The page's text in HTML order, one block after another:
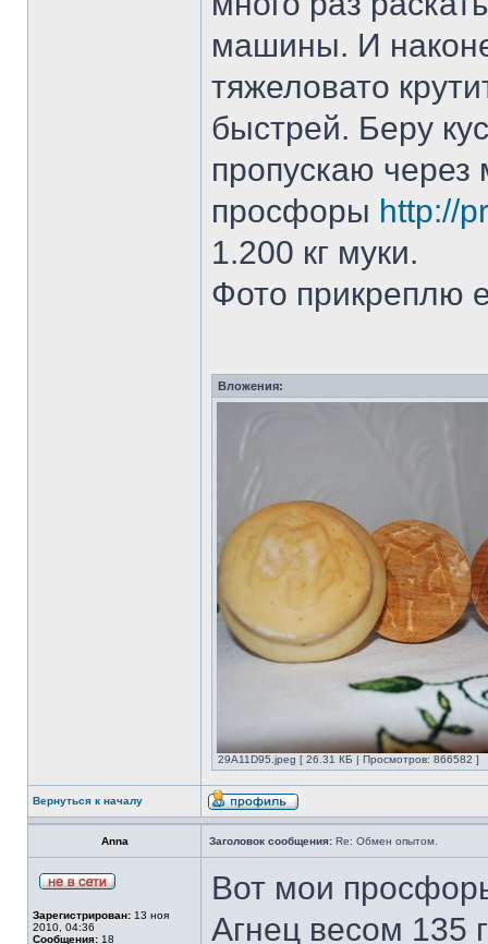
машины. И
тяжеловато
быстрей. Беру
пропускаю через
просфоры http://
1.200 кг муки.
Фото прикреплю
Вложения:
29A11D95.jpeg [ 26.31 КБ | Просмотров: 866582 ]
Вернуться к началу
Anna Заголовок сообщения: Re: Обмен опытом.
Зарегистрирован: 13 ноя
2010, 04:36
Сообщения: 18
Вот мои
Агнец весом 135